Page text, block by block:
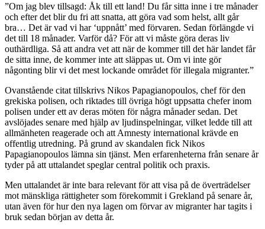
”Om jag blev tillsagd: Åk till ett land! Du får sitta inne i tre månader
och efter det blir du fri att snatta, att göra vad som helst, allt går
bra… Det är vad vi har ‘uppnått’ med förvaren. Sedan förlängde vi
det till 18 månader. Varför då? För att vi måste göra deras liv
outhärdliga. Så att andra vet att när de kommer till det här landet får
de sitta inne, de kommer inte att släppas ut. Om vi inte gör
någonting blir vi det mest lockande området för illegala migranter.”
Ovanstående citat tillskrivs Nikos Papagianopoulos, chef för den
grekiska polisen, och riktades till övriga högt uppsatta chefer inom
polisen under ett av deras möten för några månader sedan. Det
avslöjades senare med hjälp av ljudinspelningar, vilket ledde till att
allmänheten reagerade och att Amnesty international krävde en
offentlig utredning. På grund av skandalen fick Nikos
Papagianopoulos lämna sin tjänst. Men erfarenheterna från senare år
tyder på att uttalandet speglar central politik och praxis.
Men uttalandet är inte bara relevant för att visa på de överträdelser
mot mänskliga rättigheter som förekommit i Grekland på senare år,
utan även för hur den nya lagen om förvar av migranter har tagits i
bruk sedan början av detta år.